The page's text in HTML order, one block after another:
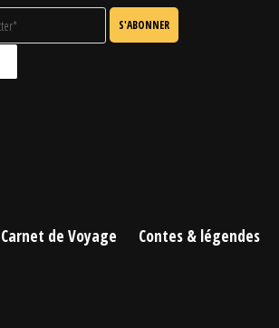
Carnet de Voyage Contes & légendes